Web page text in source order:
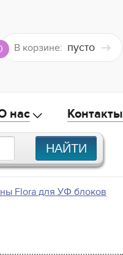
В корзине: пусто
нас Контакты
Flora для УФ блоков